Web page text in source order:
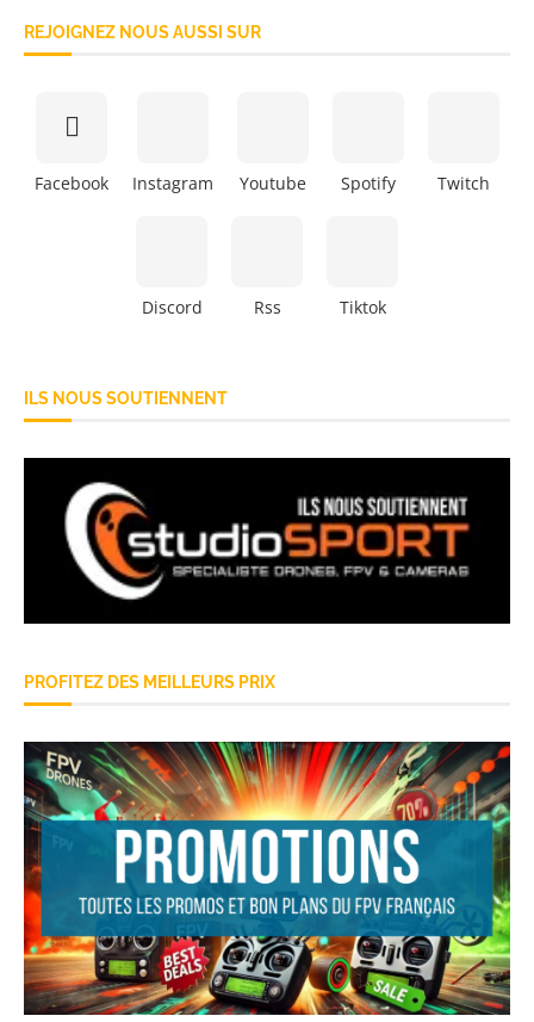
REJOIGNEZ NOUS AUSSI SUR
Facebook Instagram Youtube Spotify Twitch
Discord Rss Tiktok
ILS NOUS SOUTIENNENT
PROFITEZ DES MEILLEURS PRIX